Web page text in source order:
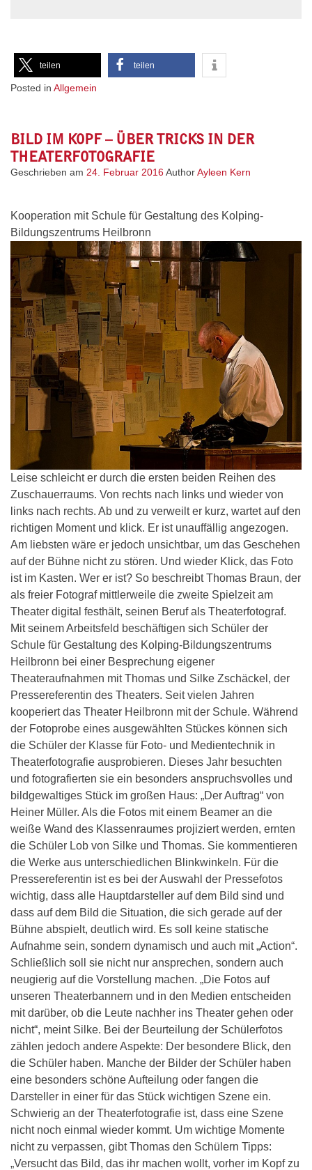
teilen teilen
Posted in Allgemein
BILD IM KOPF – ÜBER TRICKS IN DER
THEATERFOTOGRAFIE
Geschrieben am 24. Februar 2016AuthorAyleen Kern
Kooperation mit Schule für Gestaltung des Kolping-
Bildungszentrums Heilbronn
Leise schleicht er durch die ersten beiden Reihen des
Zuschauerraums. Von rechts nach links und wieder von
links nach rechts. Ab und zu verweilt er kurz, wartet auf den
richtigen Moment und klick. Er ist unauffällig angezogen.
Am liebsten wäre er jedoch unsichtbar, um das Geschehen
auf der Bühne nicht zu stören. Und wieder Klick, das Foto
ist im Kasten. Wer er ist? So beschreibt Thomas Braun, der
als freier Fotograf mittlerweile die zweite Spielzeit am
Theater digital festhält, seinen Beruf als Theaterfotograf.
Mit seinem Arbeitsfeld beschäftigen sich Schüler der
Schule für Gestaltung des Kolping-Bildungszentrums
Heilbronn bei einer Besprechung eigener
Theateraufnahmen mit Thomas und Silke Zschäckel, der
Pressereferentin des Theaters. Seit vielen Jahren
kooperiert das Theater Heilbronn mit der Schule. Während
der Fotoprobe eines ausgewählten Stückes können sich
die Schüler der Klasse für Foto- und Medientechnik in
Theaterfotografie ausprobieren. Dieses Jahr besuchten
und fotografierten sie ein besonders anspruchsvolles und
bildgewaltiges Stück im großen Haus: „Der Auftrag“ von
Heiner Müller. Als die Fotos mit einem Beamer an die
weiße Wand des Klassenraumes projiziert werden, ernten
die Schüler Lob von Silke und Thomas. Sie kommentieren
die Werke aus unterschiedlichen Blinkwinkeln. Für die
Pressereferentin ist es bei der Auswahl der Pressefotos
wichtig, dass alle Hauptdarsteller auf dem Bild sind und
dass auf dem Bild die Situation, die sich gerade auf der
Bühne abspielt, deutlich wird. Es soll keine statische
Aufnahme sein, sondern dynamisch und auch mit „Action“.
Schließlich soll sie nicht nur ansprechen, sondern auch
neugierig auf die Vorstellung machen. „Die Fotos auf
unseren Theaterbannern und in den Medien entscheiden
mit darüber, ob die Leute nachher ins Theater gehen oder
nicht“, meint Silke. Bei der Beurteilung der Schülerfotos
zählen jedoch andere Aspekte: Der besondere Blick, den
die Schüler haben. Manche der Bilder der Schüler haben
eine besonders schöne Aufteilung oder fangen die
Darsteller in einer für das Stück wichtigen Szene ein.
Schwierig an der Theaterfotografie ist, dass eine Szene
nicht noch einmal wieder kommt. Um wichtige Momente
nicht zu verpassen, gibt Thomas den Schülern Tipps:
„Versucht das Bild, das ihr machen wollt, vorher im Kopf zu